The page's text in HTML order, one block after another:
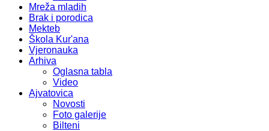
Mreža mladih
Brak i porodica
Mekteb
Škola Kur'ana
Vjeronauka
Arhiva
Oglasna tabla
Video
Ajvatovica
Novosti
Foto galerije
Bilteni